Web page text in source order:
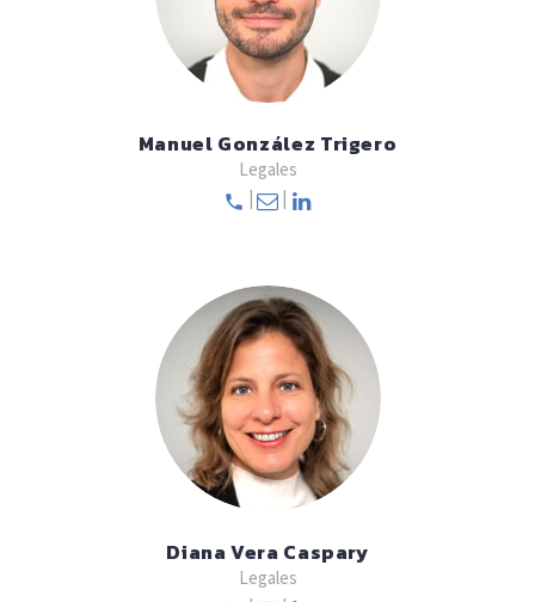
Manuel González Trigero
Legales
|
|
Diana Vera Caspary
Legales